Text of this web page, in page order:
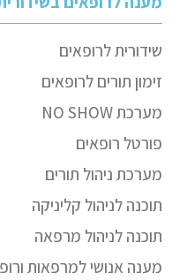
שידורית לרופאים
זימון תורים לרופאים
מערכת NO SHOW
פורטל רופאים
מערכת ניהול תורים
תוכנה לניהול קליניקה
תוכנה לניהול מרפאה
מענה אנושי למרפאות